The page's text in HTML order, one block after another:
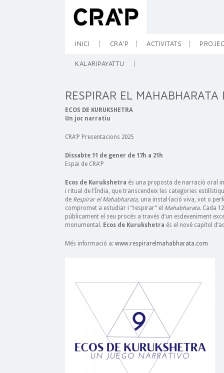
INICI CRA’P ACTIVITATS
KALARIPAYATTU
RESPIRAR EL MAHABHARATA
ECOS DE KURUKSHETRA
Un joc narratiu
CRA’P Presentacions 2025
Dissabte 11 de gener de 17h a 21h
Espai de CRA’P
Ecos de Kurukshetra és una proposta de narració oral
i ritual de l’Índia, que transcendeix les categories
de Respirar el Mahabharata, una instal·lació viva, vot o
compromet a estudiar i “respirar” el Mahabharata. Cada
públicament el seu procés a través d’un esdeveniment
monumental. Ecos de Kurukshetra és el novè capítol
Més informació a: www.respirarelmahabharata.com